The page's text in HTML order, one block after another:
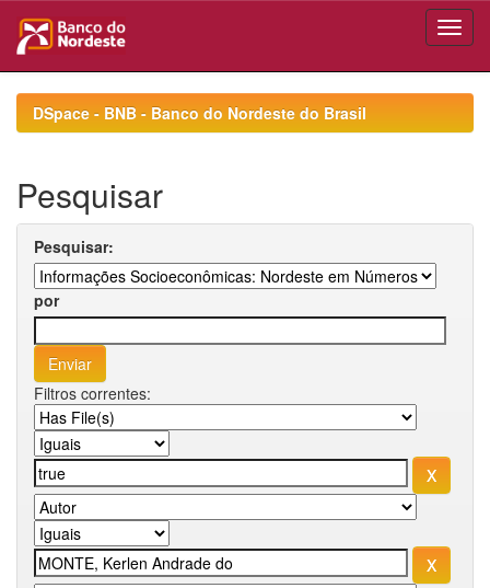
navigationDSpace - BNB - Banco do Nordeste do Brasil
Pesquisar
Pesquisar:
por
Filtros correntes: